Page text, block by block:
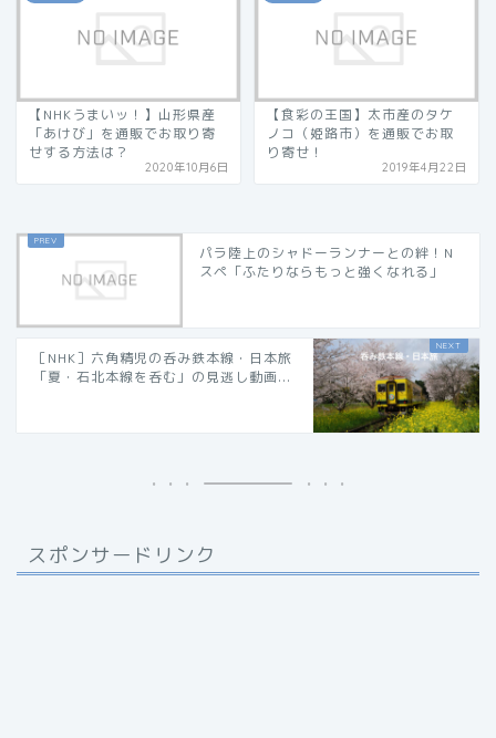
【NHKうまいッ！】山形県産
「あけび」を通販でお取り寄
せする方法は？
2020年10月6日
【食彩の王国】太市産のタケ
ノコ（姫路市）を通販でお取
り寄せ！
2019年4月22日
パラ陸上のシャドーランナーとの絆！N
スペ「ふたりならもっと強くなれる」
［NHK］六角精児の呑み鉄本線・日本旅
「夏・石北本線を呑む」の見逃し動画...
スポンサードリンク